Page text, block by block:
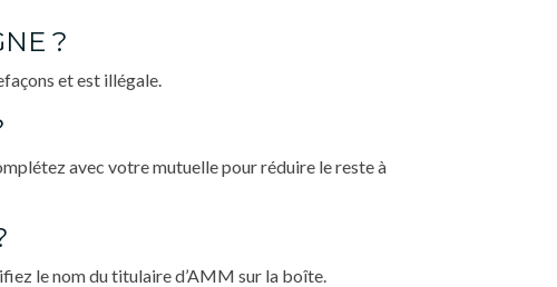
?
et est illégale.
avec votre mutuelle pour réduire le reste à
le nom du titulaire d’AMM sur la boîte.